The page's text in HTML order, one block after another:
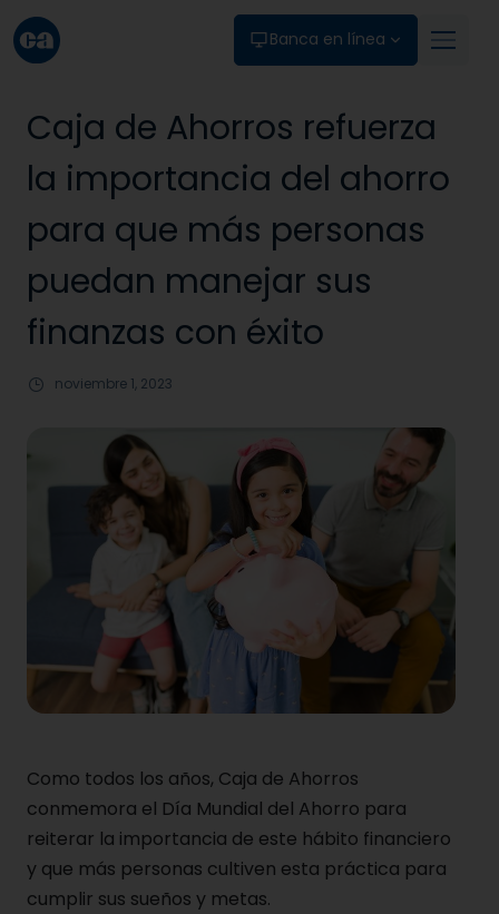
Banca en línea
Caja de Ahorros refuerza
la importancia del ahorro
para que más personas
puedan manejar sus
finanzas con éxito
noviembre 1, 2023
Como todos los años, Caja de Ahorros
conmemora el Día Mundial del Ahorro para
reiterar la importancia de este hábito financiero
y que más personas cultiven esta práctica para
cumplir sus sueños y metas.